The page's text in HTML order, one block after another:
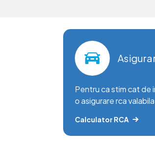
Pentru ca stim cat de
o asigurare rca
Calculator RCA